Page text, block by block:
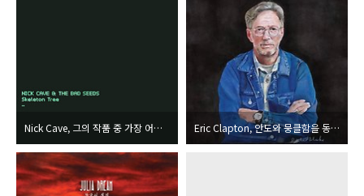
Nick Cave, 그의 작품 중 가장 어두운 분위기를 담고 있는, 더 우울하고 극적이며 격동적인 음악 Eric Clapton, 안도와 뭉클함을 동시에 건네주는 타이틀. 에릭의 쾌유를 빈다.